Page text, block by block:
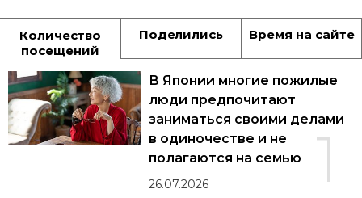
Количество
посещений
Поделились Время на сайте
1
В Японии многие пожилые
люди предпочитают
заниматься своими делами
в одиночестве и не
полагаются на семью
26.07.2026